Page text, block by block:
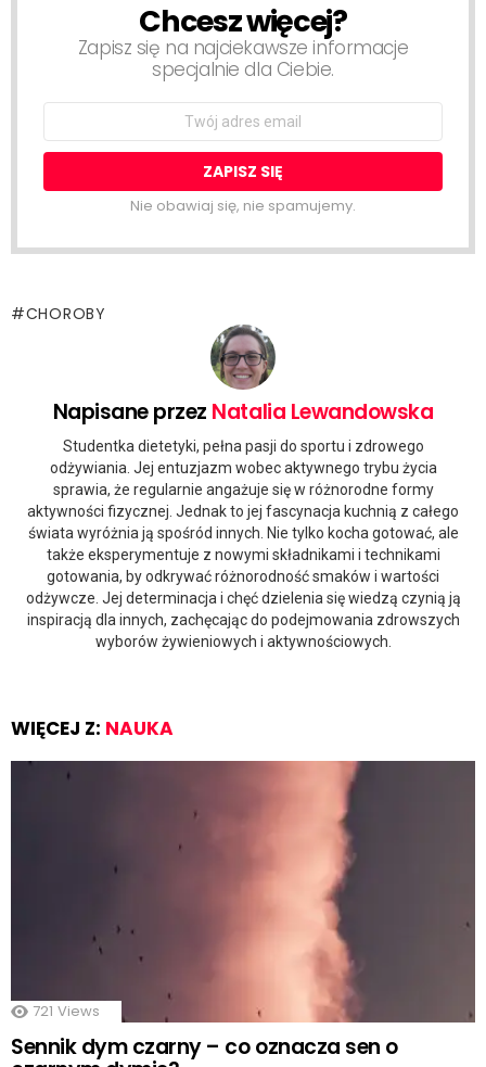
NEWSLETTERChcesz więcej?
Zapisz się na najciekawsze informacje
specjalnie dla Ciebie.
Nie obawiaj się, nie spamujemy.
CHOROBY
Napisane przez Natalia Lewandowska
Studentka dietetyki, pełna pasji do sportu i zdrowego
odżywiania. Jej entuzjazm wobec aktywnego trybu życia
sprawia, że regularnie angażuje się w różnorodne formy
aktywności fizycznej. Jednak to jej fascynacja kuchnią z całego
świata wyróżnia ją spośród innych. Nie tylko kocha gotować, ale
także eksperymentuje z nowymi składnikami i technikami
gotowania, by odkrywać różnorodność smaków i wartości
odżywcze. Jej determinacja i chęć dzielenia się wiedzą czynią ją
inspiracją dla innych, zachęcając do podejmowania zdrowszych
wyborów żywieniowych i aktywnościowych.
WIĘCEJ Z: NAUKA
721 Views
Sennik dym czarny – co oznacza sen o